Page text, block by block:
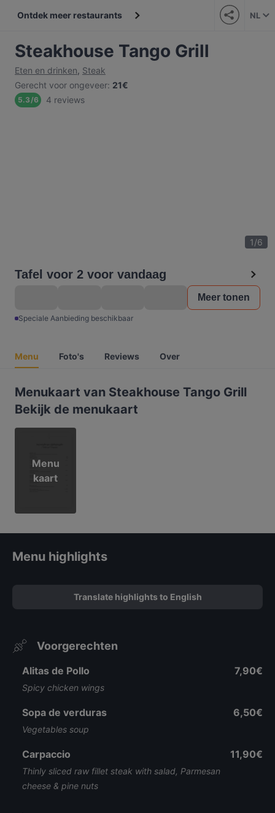
Ontdek meer restaurants NL
Steakhouse Tango Grill
Eten en drinken, Steak
Gerecht voor ongeveer: 21€
5.3/6 4 reviews
1/6
Tafel voor 2 voor vandaag
Meer tonen
Speciale Aanbieding beschikbaar
Menu Foto's Reviews Over
Menukaart van Steakhouse Tango Grill
Bekijk de menukaart
Menu
kaart
Menu highlights
Translate highlights to English
Voorgerechten
Alitas de Pollo
Spicy chicken wings
7,90€
Sopa de verduras
Vegetables soup
6,50€
Carpaccio
Thinly sliced raw fillet steak with salad, Parmesan
cheese & pine nuts
11,90€